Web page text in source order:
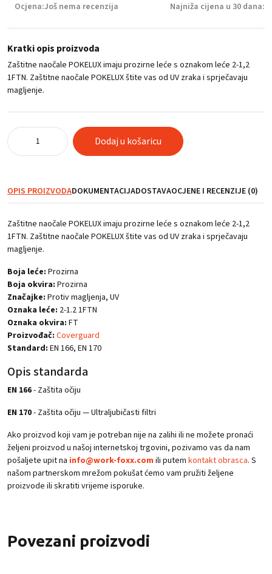
Ocjena:Još nema recenzija Najniža cijena u 30 dana:
Kratki opis proizvoda
Zaštitne naočale POKELUX imaju prozirne leće s oznakom leće 2-1,2
1FTN. Zaštitne naočale POKELUX štite vas od UV zraka i sprječavaju
magljenje.
Zaštitne
naočale
POKELUX,
Dodaj u košaricu
OPIS PROIZVODADOKUMENTACIJADOSTAVAOCJENE I RECENZIJE (0)
Zaštitne naočale POKELUX imaju prozirne leće s oznakom leće 2-1,2
1FTN. Zaštitne naočale POKELUX štite vas od UV zraka i sprječavaju
magljenje.
Boja leće: Prozirna
Boja okvira: Prozirna
Značajke: Protiv magljenja, UV
Oznaka leće: 2-1.2 1FTN
Oznaka okvira: FT
Proizvođač: Coverguard
Standard: EN 166, EN 170
Opis standarda
EN 166- Zaštita očiju
EN 170- Zaštita očiju — Ultraljubičasti filtri
Ako proizvod koji vam je potreban nije na zalihi ili ne možete pronaći
željeni proizvod u našoj internetskoj trgovini, pozivamo vas da nam
pošaljete upit na info@work-foxx.com ili putem kontakt obrasca. S
našom partnerskom mrežom pokušat ćemo vam pružiti željene
proizvode ili skratiti vrijeme isporuke.
Povezani proizvodi